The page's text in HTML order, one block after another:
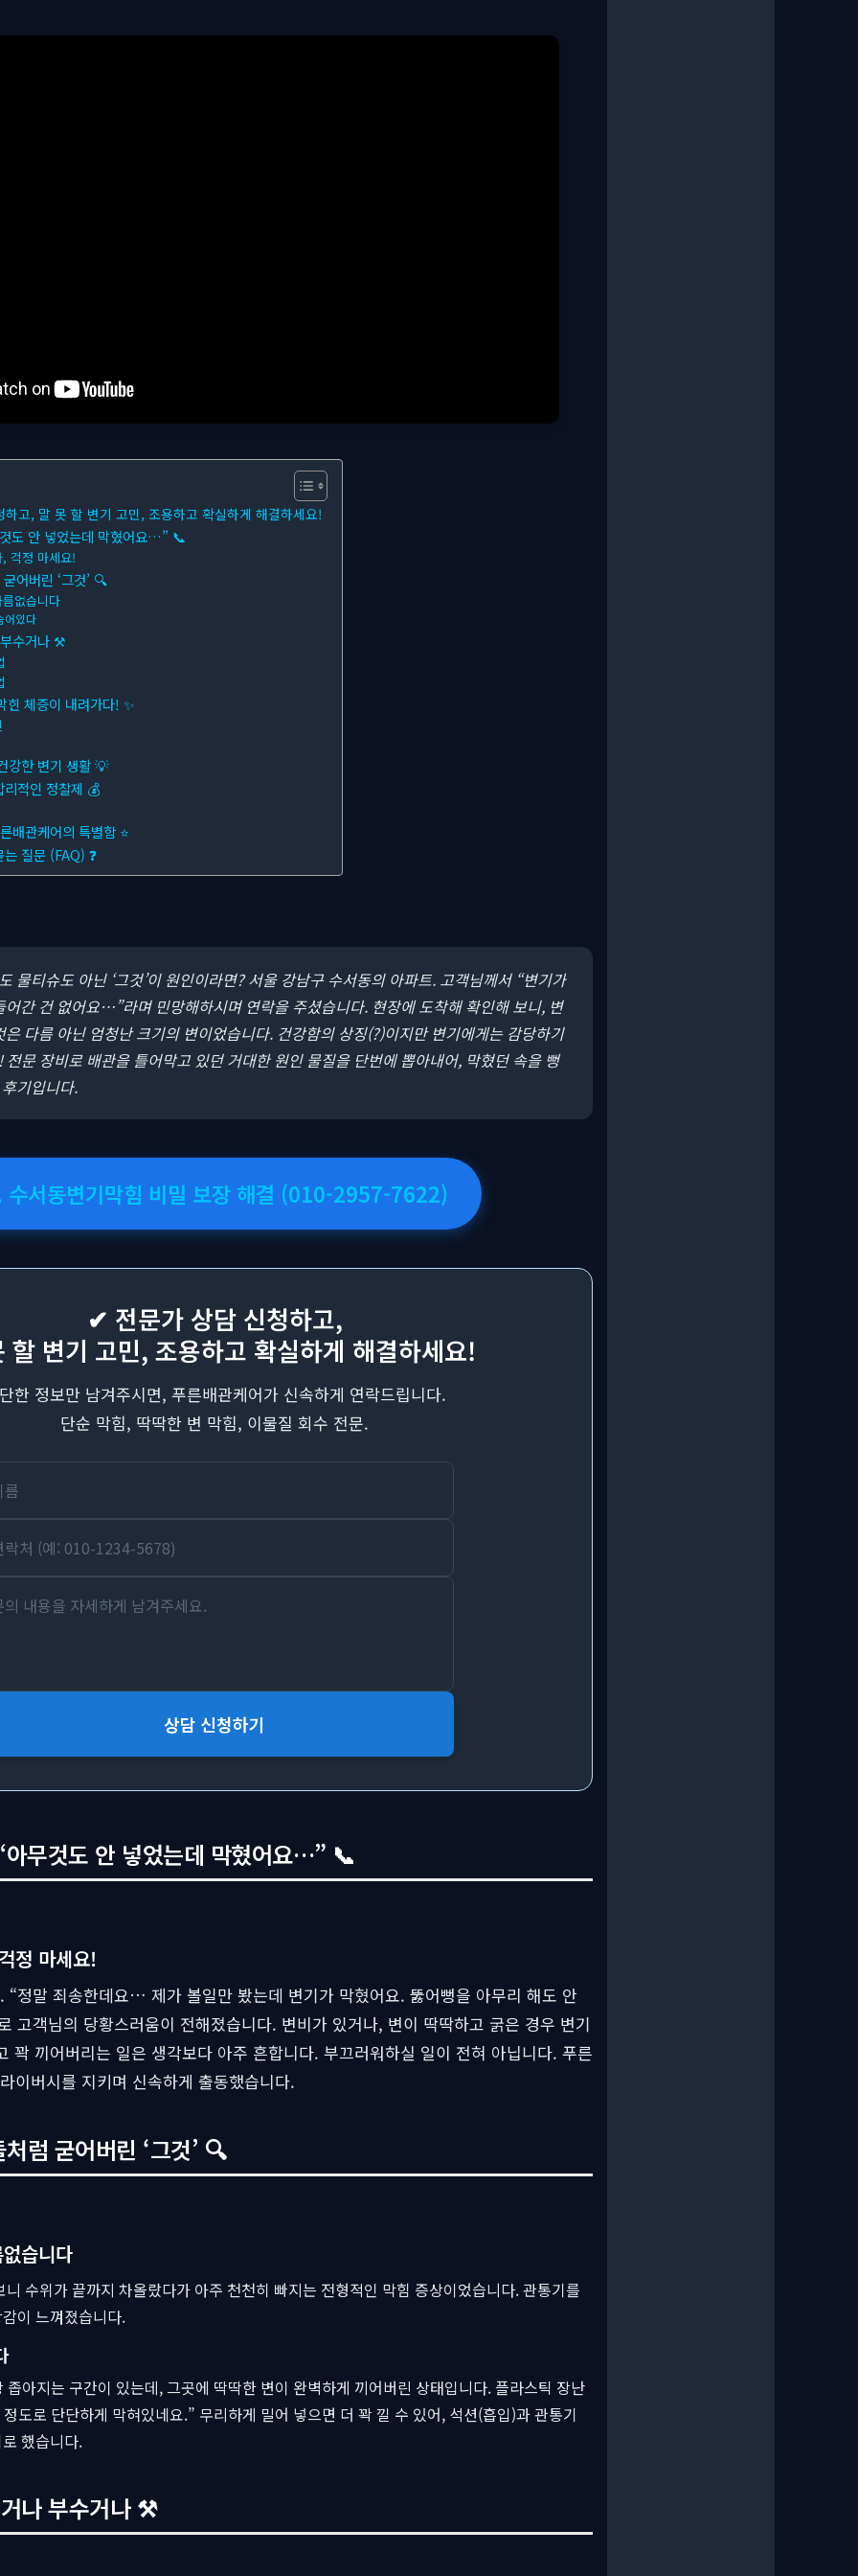
고, 말 못 할 변기 고민, 조용하고 확실하게 해결하세요!
도 안 넣었는데 막혔어요…” 📞
걱정 마세요!
어버린 ‘그것’ 🔍
없습니다
어있다
수거나 ⚒
힌 체증이 내려가다! ✨
강한 변기 생활 💡
리적인 정찰제 💰
배관케어의 특별함 ⭐
질문 (FAQ) ❓
물티슈도 아닌 ‘그것’이 원인이라면? 서울 강남구 수서동의 아파트. 고객님께서 “변기가
간 건 없어요…”라며 민망해하시며 연락을 주셨습니다. 현장에 도착해 확인해 보니, 변
다름 아닌 엄청난 크기의 변이었습니다. 건강함의 상징(?)이지만 변기에게는 감당하기
문 장비로 배관을 틀어막고 있던 거대한 원인 물질을 단번에 뽑아내어, 막혔던 속을 뻥
기입니다.
수서동변기막힘 비밀 보장 해결 (010-2957-7622)
✔ 전문가 상담 신청하고,
할 변기 고민, 조용하고 확실하게 해결하세요!
한 정보만 남겨주시면, 푸른배관케어가 신속하게 연락드립니다.
단순 막힘, 딱딱한 변 막힘, 이물질 회수 전문.
상담 신청하기
무것도 안 넣었는데 막혔어요…” 📞
정 마세요!
“정말 죄송한데요… 제가 볼일만 봤는데 변기가 막혔어요. 뚫어뻥을 아무리 해도 안
고객님의 당황스러움이 전해졌습니다. 변비가 있거나, 변이 딱딱하고 굵은 경우 변기
꽉 끼어버리는 일은 생각보다 아주 흔합니다. 부끄러워하실 일이 전혀 아닙니다. 푸른
이버시를 지키며 신속하게 출동했습니다.
럼 굳어버린 ‘그것’ 🔍
습니다
수위가 끝까지 차올랐다가 아주 천천히 빠지는 전형적인 막힘 증상이었습니다. 관통기를
이 느껴졌습니다.
아지는 구간이 있는데, 그곳에 딱딱한 변이 완벽하게 끼어버린 상태입니다. 플라스틱 장난
도로 단단하게 막혀있네요.” 무리하게 밀어 넣으면 더 꽉 낄 수 있어, 석션(흡입)과 관통기
했습니다.
나 부수거나 ⚒